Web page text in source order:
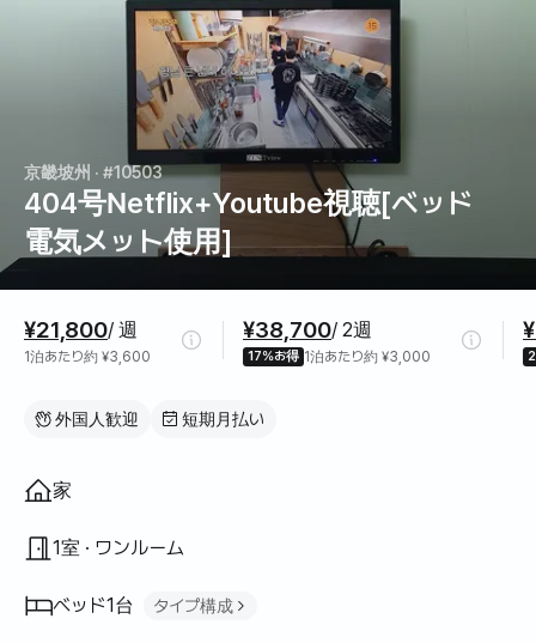
京畿坡州 · #10503
404号Netflix+Youtube視聴[ベッド
電気メット使用]
¥21,800/ 週
1泊あたり約 ¥3,600
¥38,700/ 2週
17%お得 1泊あたり約 ¥3,000
外国人歓迎 短期月払い
間取り
家
1室 · ワンルーム
ベッド1台 タイプ構成